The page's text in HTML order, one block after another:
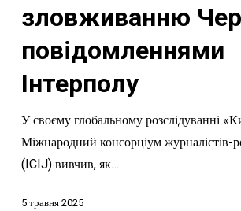
запобігання
Червоними
повідомленнями
Інтерполу
зловживанню
повідомленнями
Інтерполу
У своєму глобальному розслідуванні
Міжнародний консорціум журналістів-
(ICIJ) вивчив, як…
5 травня 2025